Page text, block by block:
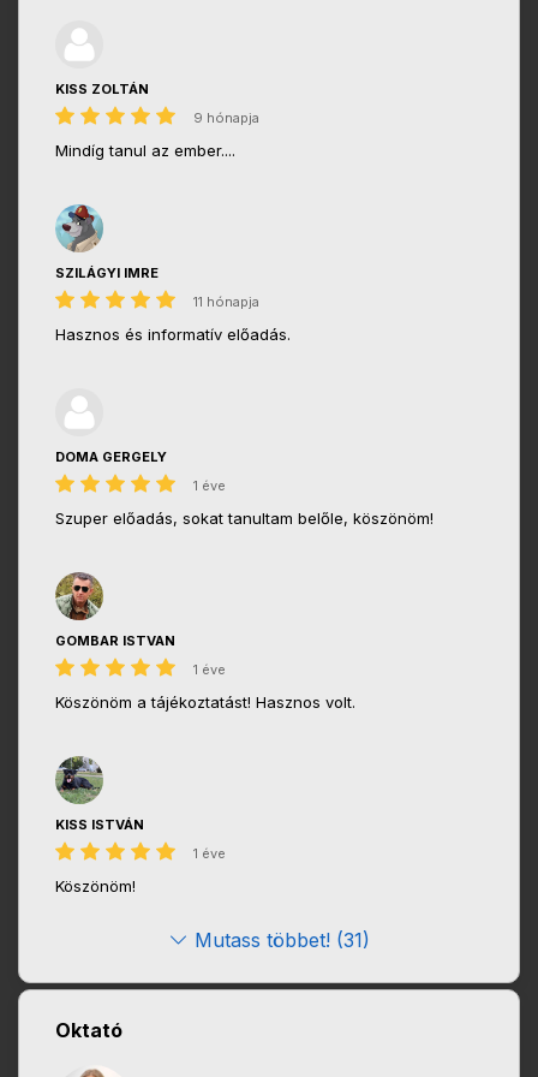
KISS ZOLTÁN
9 hónapja
Mindíg tanul az ember....
SZILÁGYI IMRE
11 hónapja
Hasznos és informatív előadás.
DOMA GERGELY
1 éve
Szuper előadás, sokat tanultam belőle, köszönöm!
GOMBAR ISTVAN
1 éve
Köszönöm a tájékoztatást! Hasznos volt.
KISS ISTVÁN
1 éve
Köszönöm!
Mutass többet! (31)
Oktató